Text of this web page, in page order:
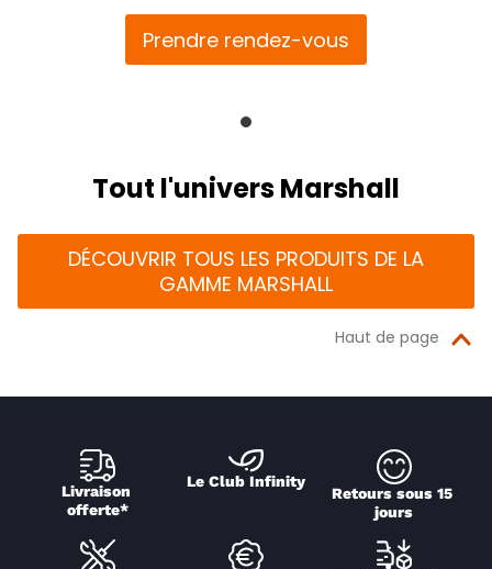
Prendre rendez-vous
Tout l'univers Marshall
DÉCOUVRIR TOUS LES PRODUITS DE LA
GAMME MARSHALL
Haut de page
Livraison
offerte*
Le Club Infinity
Retours sous 15
jours